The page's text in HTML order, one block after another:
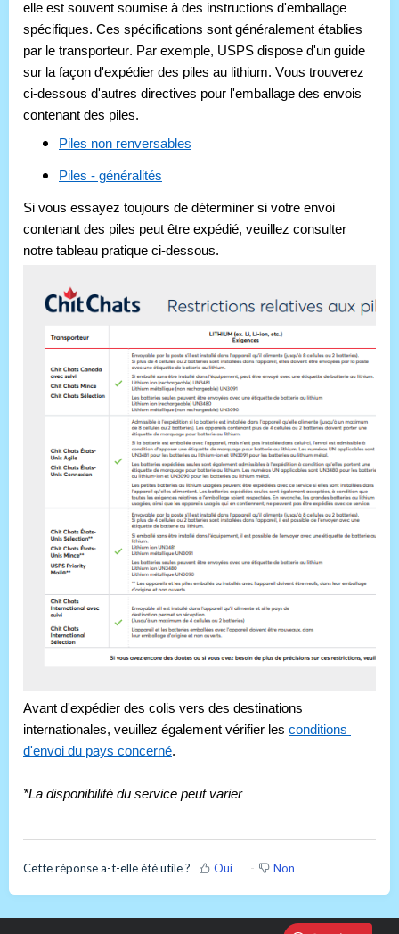
elle est souvent soumise à des instructions d'emballage
spécifiques. Ces spécifications sont généralement établies
par le transporteur. Par exemple, USPS dispose d'un guide
sur la façon d'expédier des piles au lithium. Vous trouverez
ci-dessous d'autres directives pour l'emballage des envois
contenant des piles.
Piles non renversables
Piles - généralités
Si vous essayez toujours de déterminer si votre envoi
contenant des piles peut être expédié, veuillez consulter
notre tableau pratique ci-dessous.
Avant d'expédier des colis vers des destinations
internationales, veuillez également vérifier les conditions
d'envoi du pays concerné.
*La disponibilité du service peut varier
Cette réponse a-t-elle été utile ? Oui Non